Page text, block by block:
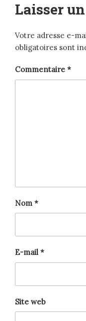
Laisser
Votre adresse e-
obligatoires sont
Commentaire *
Nom *
E-mail *
Site web